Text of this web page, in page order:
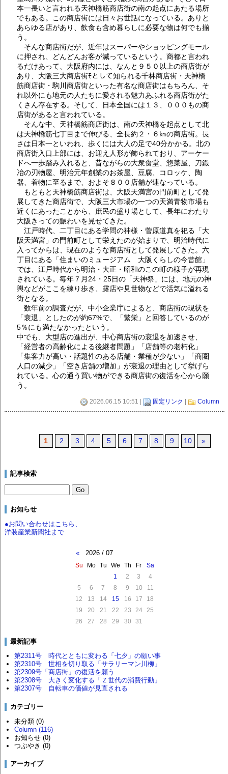
本一長いと言われる天神橋筋商店街の南の起点にあたる場所
でもある。この商店街には日々お世話になっている。ありと
あらゆる店があり、飲食も含め暮らしに必要な物は何でも揃
う。
そんな商店街だが、近年はスーパーやショッピングモール
に押され、どんどんお客が減っているという。商都と言われ
るだけあって、大阪府内には、なんと９５０以上の商店街が
あり、大阪三大商店街ﾓとして知られる千林商店街・天神橋
筋商店街・駒川商店街といった有名な商店街はもちろん、そ
れ以外にも地元の人たちに愛される魅力あふれる商店街がた
くさん存在する。そして、日本全国には１３、０００もの商
店街があると言われている。
そんな中、天神橋筋商店街は、南の天神橋を起点として北
は天神橋筋七丁目まで伸びる、全長約２・６㎞の商店街。長
さは日本一といわれ、歩くには大人の足で40分かかる。北の
商店街入口上部には、お迎え人形が飾られており、アーケー
ドへ一歩踏み入れると、昔ながらの大衆食堂、惣菜屋、刀鍛
冶の刃物屋、明治元年創業のお茶屋、豆腐、コロッケ、陶
器、着物に至るまで、およそ８００店舗が連なっている。
もともと天神橋筋商店街は、大阪天満宮の門前町として発
展してきた商店街で、大阪三大市場の一つの天満青物市場も
近くにあったことから、庶民の盛り場として、長年にわたり
大阪きっての賑わいを見せてきた。
江戸時代、二丁目にある学問の神様・菅原道真を祀る「大
阪天満宮」の門前町として栄えたのが始まりで、明治時代に
入ってからは、現在のような商店街として発展してきた。六
丁目にある「住まいのミュージアム 大阪くらしの今昔館」
では、江戸時代から明治・大正・昭和のこの町の様子が再現
されている。毎年７月24・25日の「天神祭」には、地元の神
輿などがここを練り歩き、露店や見世物などで活気に溢れる
街となる。
数年前の調査だが、中小企業庁によると、商店街の現状を
「衰退」としたのが約67%で、「繁栄」と回答しているのが
5％にも満たなかったという。
中でも、大型店の進出が、中心商店街の衰退を加速させ、
「経営者の高齢化による後継者問題」「店舗等の老朽化」
「集客力が高い・話題性のある店舗・業種が少ない」「商圏
人口の減少」「空き店舗の増加」が衰退の理由として挙げら
れている。心の通う買い物ができる商店街の復活を心から願
う。
2026.06.15 10:51 | 固定リンク Column
1 2 3 4 5 6 7 8 9 10 »
記事検索
お知らせ
●お問い合わせはこちら、
洋装産業新聞社まで
« 2026 / 07
Su Mo Tu We Th Fr
Sa
1
2 3
4
5
6 7 8 9 10
11
12
13 14 15 16 17
18
19
20 21 22 23 24
25
26
27 28 29 30 31
最新記事
第2311号 時代とともに変わる「七夕」の願い事
第2310号 世相を切り取る「サラリーマン川柳」
第2309号「商店街」の復活を願う
第2308号 大きく変化する「Ｚ世代の消費行動」
第2307号 自転車の価値が見直される
カテゴリー
未分類 (0)
Column (116)
お知らせ (0)
つぶやき (0)
アーカイブ